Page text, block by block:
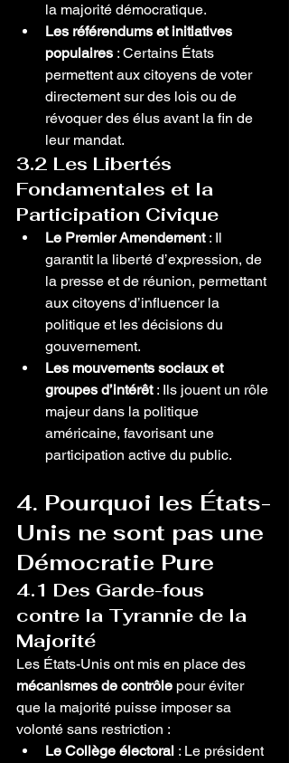
la majorité démocratique.
Les référendums et initiatives
populaires : Certains États
permettent aux citoyens de voter
directement sur des lois ou de
révoquer des élus avant la fin de
leur mandat.
3.2 Les Libertés
Fondamentales et la
Participation Civique
Le Premier Amendement : Il
garantit la liberté d’expression, de
la presse et de réunion, permettant
aux citoyens d’influencer la
politique et les décisions du
gouvernement.
Les mouvements sociaux et
groupes d’intérêt : Ils jouent un rôle
majeur dans la politique
américaine, favorisant une
participation active du public.
4. Pourquoi les États-
Unis ne sont pas une
Démocratie Pure
4.1 Des Garde-fous
contre la Tyrannie de la
Majorité
Les États-Unis ont mis en place des
mécanismes de contrôle pour éviter
que la majorité puisse imposer sa
volonté sans restriction :
Le Collège électoral : Le président